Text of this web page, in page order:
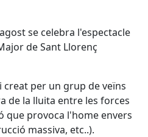
se celebra l'espectacle
de Sant Llorenç
creat per un grup de veïns
de la lluita entre les forces
que provoca l'home envers
massiva, etc..).